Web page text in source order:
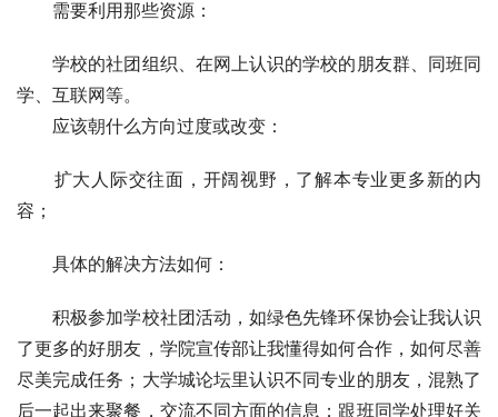
需要利用那些资源：
学校的社团组织、在网上认识的学校的朋友群、同班同
学、互联网等。
应该朝什么方向过度或改变：
扩大人际交往面，开阔视野，了解本专业更多新的内
容；
具体的解决方法如何：
积极参加学校社团活动，如绿色先锋环保协会让我认识
了更多的好朋友，学院宣传部让我懂得如何合作，如何尽善
尽美完成任务；大学城论坛里认识不同专业的朋友，混熟了
后一起出来聚餐，交流不同方面的信息；跟班同学处理好关